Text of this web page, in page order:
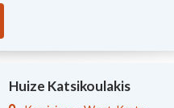
Huize Katsikoulakis